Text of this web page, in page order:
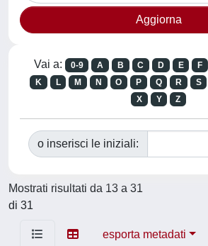
Vai a: 0-9 A B C D E F
K
L M N O P Q R S
X
Y Z
o inserisci le iniziali:
Mostrati risultati da 13 a 31
di 31
esporta metadati